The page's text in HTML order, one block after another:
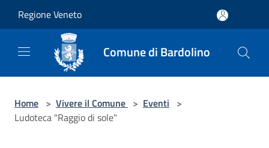
Regione Veneto
Comune di Bardolino
Home > Vivere il Comune > Eventi >
Ludoteca "Raggio di sole"